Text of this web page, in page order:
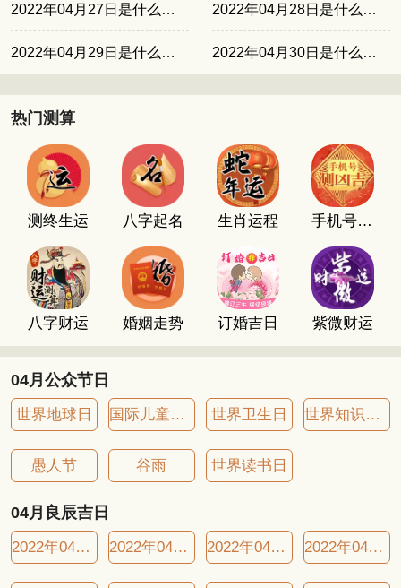
2022年04月27日是什么日子 2022年04月28日是什么日子
2022年04月29日是什么日子 2022年04月30日是什么日子
热门测算
测终生运 八字起名 生肖运程 手机号码测吉凶
八字财运 婚姻走势 订婚吉日 紫微财运
04月公众节日
世界地球日 国际儿童图书日 世界卫生日 世界知识产权日
愚人节 谷雨 世界读书日
04月良辰吉日
2022年04月01日良辰吉日 2022年04月03日良辰吉日 2022年04月07日良辰吉日 2022年04月09日良辰吉日